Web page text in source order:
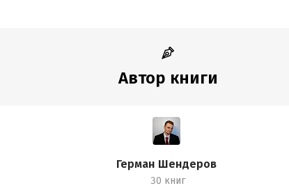
Автор книги
Герман Шендеров
30 книг